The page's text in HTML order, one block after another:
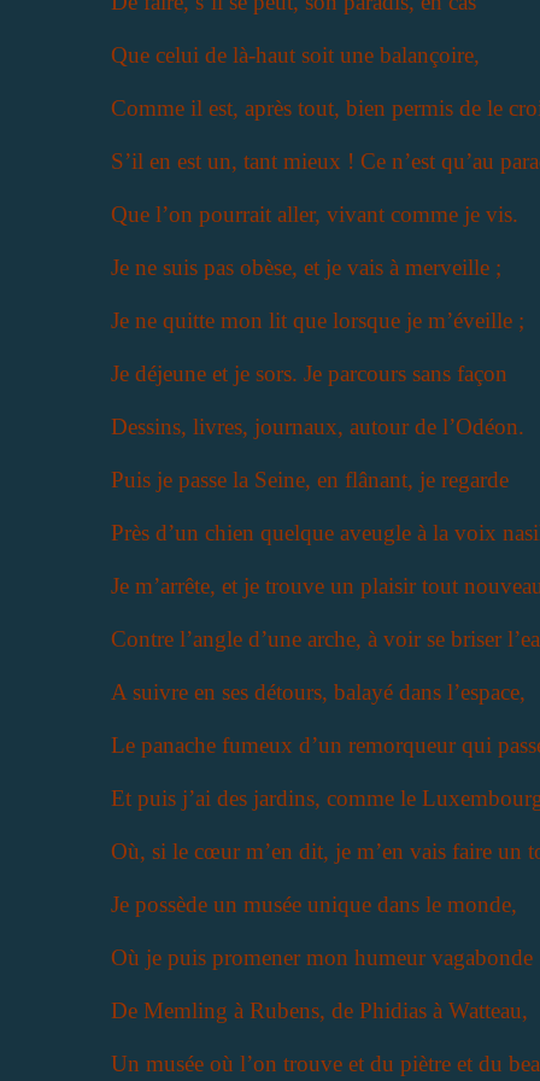
Que celui de là-haut soit une balançoire,
Comme il est, après tout, bien permis de le
S’il en est un, tant mieux ! Ce n’est qu’au
Que l’on pourrait aller, vivant comme je vis.
Je ne suis pas obèse, et je vais à merveille ;
Je ne quitte mon lit que lorsque je m’éveille ;
Je déjeune et je sors. Je parcours sans façon
Dessins, livres, journaux, autour de l’Odéon.
Puis je passe la Seine, en flânant, je regarde
Près d’un chien quelque aveugle à la voix
Je m’arrête, et je trouve un plaisir tout
Contre l’angle d’une arche, à voir se briser
A suivre en ses détours, balayé dans l’espace,
Le panache fumeux d’un remorqueur qui
Et puis j’ai des jardins, comme le
Où, si le cœur m’en dit, je m’en vais faire un
Je possède un musée unique dans le monde,
Où je puis promener mon humeur vagabonde
De Memling à Rubens, de Phidias à Watteau,
Un musée où l’on trouve et du piètre et du